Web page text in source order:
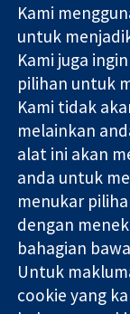
Bukti yang
dipercayai.
keputusan
termaklum
Kesihatan yang
lebih baik
Kolaborasi
sebuah syarikat
berdaftar di England
2127 49.
Kami
untuk
Kami juga
pilihan untuk
Kami tidak
melainkan
alat ini akan
anda untuk
menukar
dengan
bahagian
Untuk
cookie yang